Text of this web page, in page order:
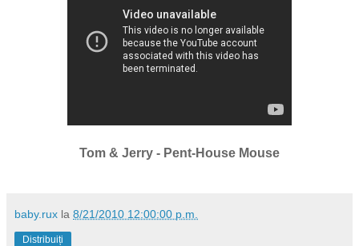
Tom & Jerry - Pent-House Mouse
baby.rux la 8/21/2010 12:00:00 p.m.
Distribuiți